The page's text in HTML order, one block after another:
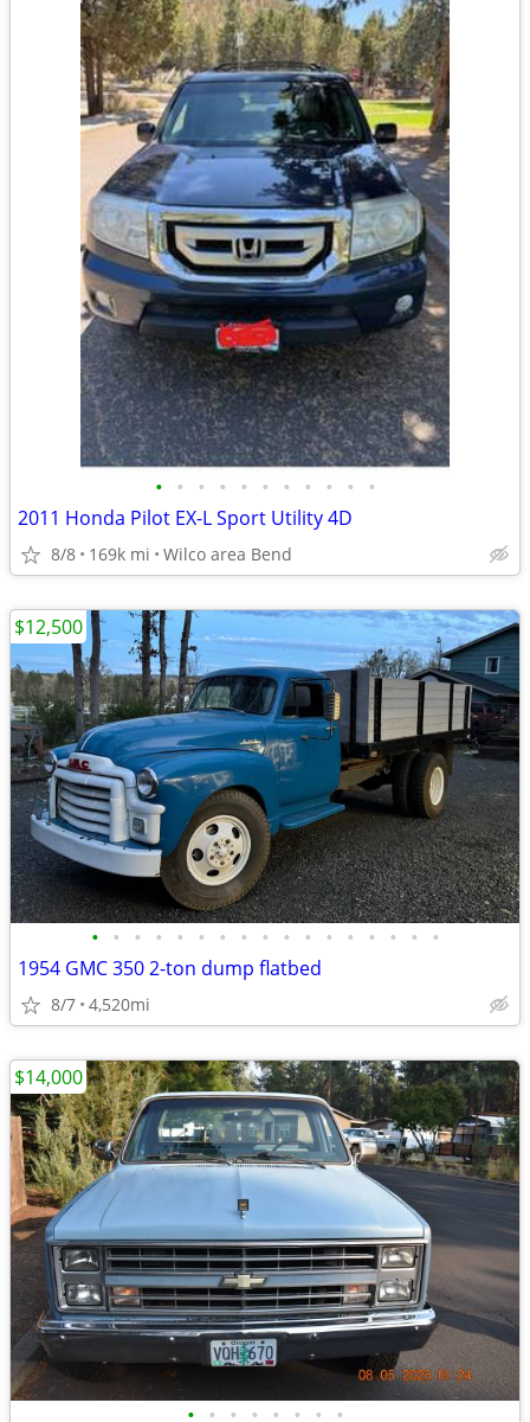
• • • • • • • • • • •
2011 Honda Pilot EX-L Sport Utility 4D
8/8 169k mi Wilco area Bend
• • • • • • • • • • • • • • • • •
1954 GMC 350 2-ton dump flatbed
8/7 4,520mi
$12,500
• • • • • • • •
$14,000